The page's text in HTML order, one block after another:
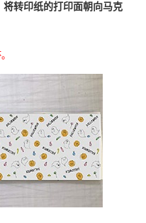
转印纸的打印面朝向马克